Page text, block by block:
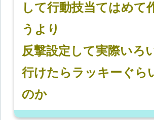
して行動技当てはめて
うより
反撃設定して実際いろ
行けたらラッキーぐら
のか